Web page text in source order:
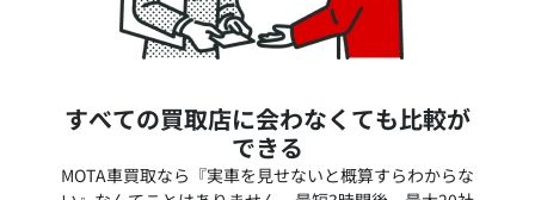
すべての買取店に会わなくても比較が
できる
MOTA車買取なら『実車を見せないと概算すらわからな